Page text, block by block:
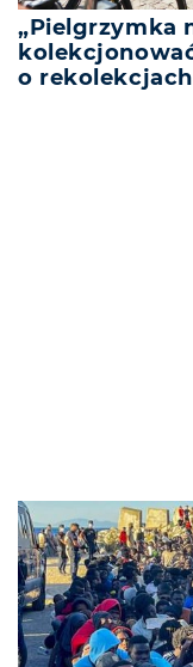
„Pielgrzymka
o